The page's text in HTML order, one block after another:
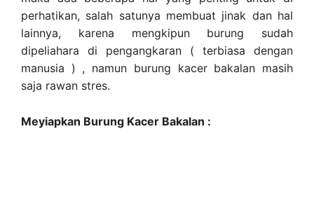
perhatikan, salah satunya membuat jinak dan hal
lainnya, karena mengkipun burung sudah
dipeliahara di pengangkaran ( terbiasa dengan
manusia ) , namun burung kacer bakalan masih
saja rawan stres.
Meyiapkan Burung Kacer Bakalan :